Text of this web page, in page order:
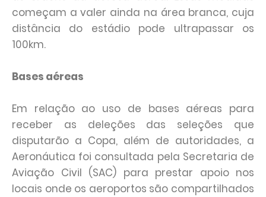
começam a valer ainda na área branca, cuja
distância do estádio pode ultrapassar os
100km.
Bases aéreas
Em relação ao uso de bases aéreas para
receber as deleções das seleções que
disputarão a Copa, além de autoridades, a
Aeronáutica foi consultada pela Secretaria de
Aviação Civil (SAC) para prestar apoio nos
locais onde os aeroportos são compartilhados